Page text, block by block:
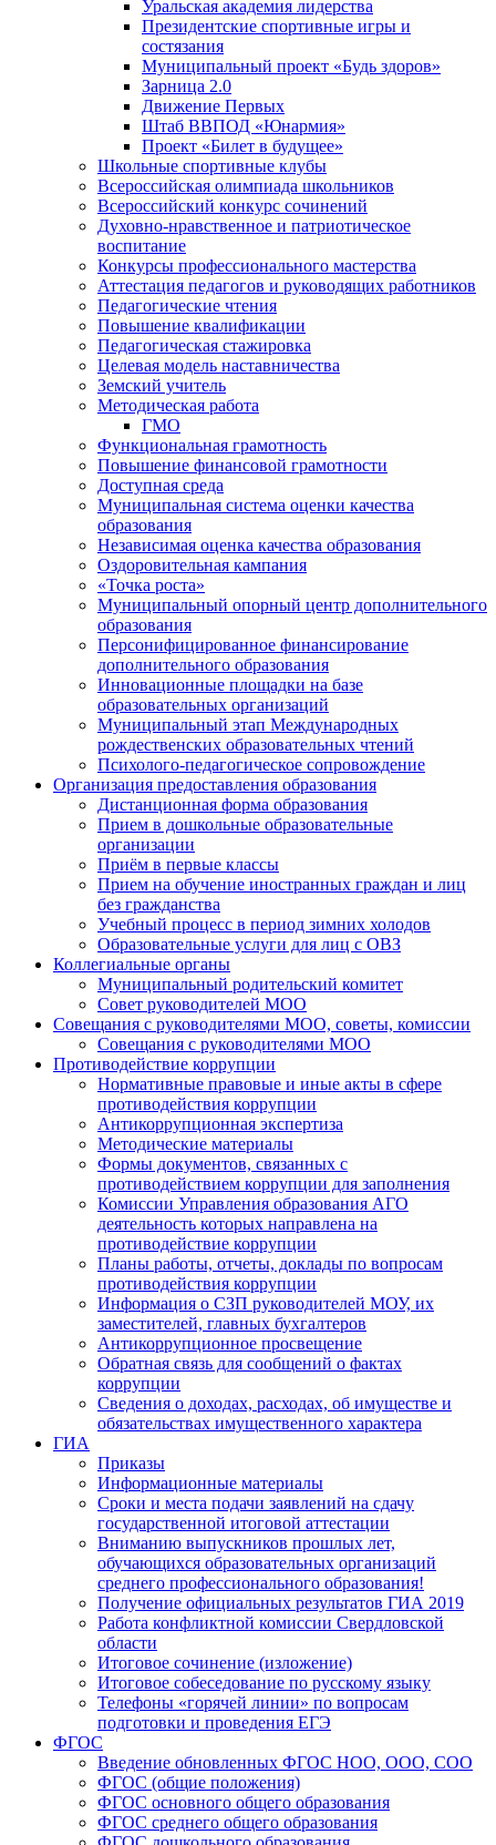
Уральская академия лидерства
Президентские спортивные игры и
состязания
Муниципальный проект «Будь здоров»
Зарница 2.0
Движение Первых
Штаб ВВПОД «Юнармия»
Проект «Билет в будущее»
Школьные спортивные клубы
Всероссийская олимпиада школьников
Всероссийский конкурс сочинений
Духовно-нравственное и патриотическое
воспитание
Конкурсы профессионального мастерства
Аттестация педагогов и руководящих работников
Педагогические чтения
Повышение квалификации
Педагогическая стажировка
Целевая модель наставничества
Земский учитель
Методическая работа
ГМО
Функциональная грамотность
Повышение финансовой грамотности
Доступная среда
Муниципальная система оценки качества
образования
Независимая оценка качества образования
Оздоровительная кампания
«Точка роста»
Муниципальный опорный центр дополнительного
образования
Персонифицированное финансирование
дополнительного образования
Инновационные площадки на базе
образовательных организаций
Муниципальный этап Международных
рождественских образовательных чтений
Психолого-педагогическое сопровождение
Организация предоставления образования
Дистанционная форма образования
Прием в дошкольные образовательные
организации
Приём в первые классы
Прием на обучение иностранных граждан и лиц
без гражданства
Учебный процесс в период зимних холодов
Образовательные услуги для лиц с ОВЗ
Коллегиальные органы
Муниципальный родительский комитет
Совет руководителей МОО
Совещания с руководителями МОО, советы, комиссии
Совещания с руководителями МОО
Противодействие коррупции
Нормативные правовые и иные акты в сфере
противодействия коррупции
Антикоррупционная экспертиза
Методические материалы
Формы документов, связанных с
противодействием коррупции для заполнения
Комиссии Управления образования АГО
деятельность которых направлена на
противодействие коррупции
Планы работы, отчеты, доклады по вопросам
противодействия коррупции
Информация о СЗП руководителей МОУ, их
заместителей, главных бухгалтеров
Антикоррупционное просвещение
Обратная связь для сообщений о фактах
коррупции
Сведения о доходах, расходах, об имуществе и
обязательствах имущественного характера
ГИА
Приказы
Информационные материалы
Сроки и места подачи заявлений на сдачу
государственной итоговой аттестации
Вниманию выпускников прошлых лет,
обучающихся образовательных организаций
среднего профессионального образования!
Получение официальных результатов ГИА 2019
Работа конфликтной комиссии Свердловской
области
Итоговое сочинение (изложение)
Итоговое собеседование по русскому языку
Телефоны «горячей линии» по вопросам
подготовки и проведения ЕГЭ
ФГОС
Введение обновленных ФГОС НОО, ООО, СОО
ФГОС (общие положения)
ФГОС основного общего образования
ФГОС среднего общего образования